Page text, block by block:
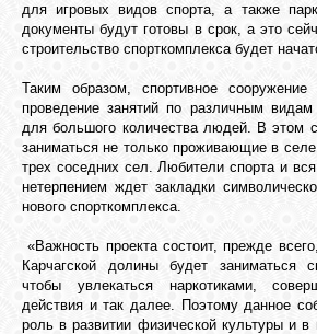
САЙТЫ
ВОПРОСЫ /
ОТВЕТЫ
ВХОД
для игровых видов спорта, а также
документы будут готовы в срок, а это
строительство спорткомплекса будет
Таким образом, спортивное сооружение
проведение занятий по различным
для большого количества людей. В этом
заниматься не только проживающие в селе
трех соседних сел. Любители спорта и
нетерпением ждет закладки
нового спорткомплекса.
«Важность проекта состоит, прежде
Карчагской долины будет заниматься
чтобы увлекаться наркотиками,
действия и так далее. Поэтому данное
роль в развитии физической культуры и